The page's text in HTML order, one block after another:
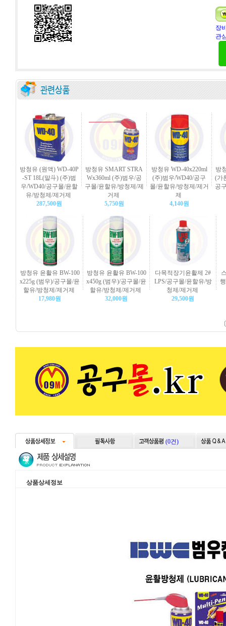
장
관
방청유 (원액) WD-40P
-ST 18L(말斗) (주)범
우/WD40/공구몰/윤할
유/방청제/제거제
287,500원
방청유 SMART STRA
Wx360ml (주)범우/공
구몰/윤할유/방청제/제
거제
5,750원
방청유 WD-40x220ml
(주)범우/WD40/공구
몰/윤할유/방청제/제거
제
4,140원
방
(가
공
방청유 윤활유 BW-100
x225g (범우)/공구몰/윤
할유/방청제/제거제
17,980원
방청유 윤활유 BW-100
x450g (범우)/공구몰/윤
할유/방청제/제거제
32,000원
다목적장기윤활제 2#
LPS/공구몰/윤할유/방
청제/제거제
29,500원
(0건)
상품상세정보